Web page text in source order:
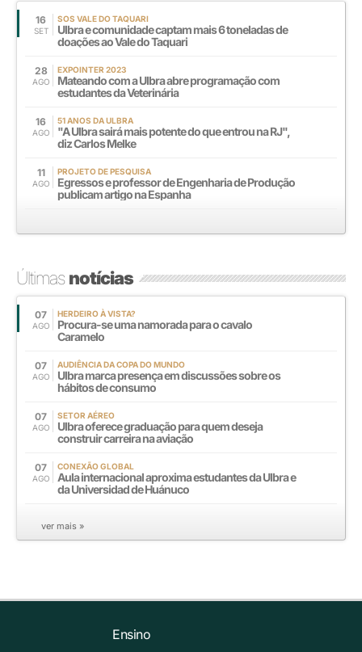
16
SET
SOS VALE DO TAQUARI
Ulbra e comunidade captam mais 6 toneladas de
doações ao Vale do Taquari
28
AGO
EXPOINTER 2023
Mateando com a Ulbra abre programação com
estudantes da Veterinária
16
AGO
51 ANOS DA ULBRA
"A Ulbra sairá mais potente do que entrou na RJ",
diz Carlos Melke
11
AGO
PROJETO DE PESQUISA
Egressos e professor de Engenharia de Produção
publicam artigo na Espanha
Últimasnotícias
07
AGO
HERDEIRO À VISTA?
Procura-se uma namorada para o cavalo
Caramelo
07
AGO
AUDIÊNCIA DA COPA DO MUNDO
Ulbra marca presença em discussões sobre os
hábitos de consumo
07
AGO
SETOR AÉREO
Ulbra oferece graduação para quem deseja
construir carreira na aviação
07
AGO
CONEXÃO GLOBAL
Aula internacional aproxima estudantes da Ulbra e
da Universidad de Huánuco
ver mais »
Ensino